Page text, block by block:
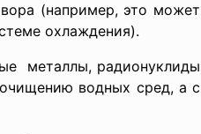
(например, это может
охлаждения).
металлы, радионуклиды
водных сред, а с